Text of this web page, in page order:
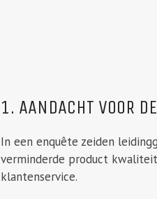
1. AANDACHT VOOR
In een enquête zeiden
verminderde product
klantenservice.